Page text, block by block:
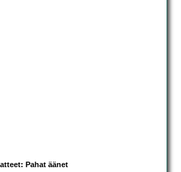
Pahat äänet